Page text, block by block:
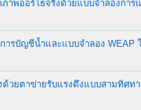
าพออร์โธจริงด้วยแบบจำลองการ
ารบัญชีน้ำและแบบจำลอง WEAP
ด้วยตาข่ายรับแรงดึงแบบสามทิศท